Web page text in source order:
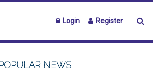
Login Register
NEWS